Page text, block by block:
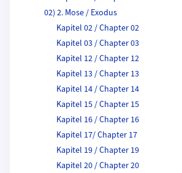
02) 2. Mose / Exodus
Kapitel 02 / Chapter 02
Kapitel 03 / Chapter 03
Kapitel 12 / Chapter 12
Kapitel 13 / Chapter 13
Kapitel 14 / Chapter 14
Kapitel 15 / Chapter 15
Kapitel 16 / Chapter 16
Kapitel 17/ Chapter 17
Kapitel 19 / Chapter 19
Kapitel 20 / Chapter 20